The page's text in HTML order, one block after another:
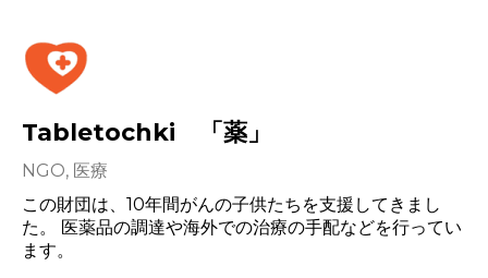
Tabletochki 「薬」
NGO, 医療
この財団は、10年間がんの子供たちを支援してきまし
た。 医薬品の調達や海外での治療の手配などを行ってい
ます。